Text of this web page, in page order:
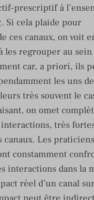
prescriptif à
Si cela plaide pour
ces canaux, on voit
les regrouper au sein
car, a priori, ils
les uns
très souvent le
on omet
très
canaux. Les
constamment
interactions dans la
réel d’un canal